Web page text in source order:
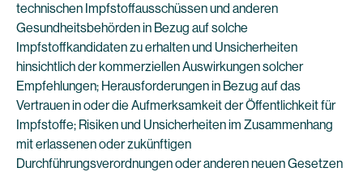
technischen Impfstoffausschüssen und anderen
Gesundheitsbehörden in Bezug auf solche
Impfstoffkandidaten zu erhalten und Unsicherheiten
hinsichtlich der kommerziellen Auswirkungen solcher
Empfehlungen; Herausforderungen in Bezug auf das
Vertrauen in oder die Aufmerksamkeit der Öffentlichkeit für
Impfstoffe; Risiken und Unsicherheiten im Zusammenhang
mit erlassenen oder zukünftigen
Durchführungsverordnungen oder anderen neuen Gesetzen